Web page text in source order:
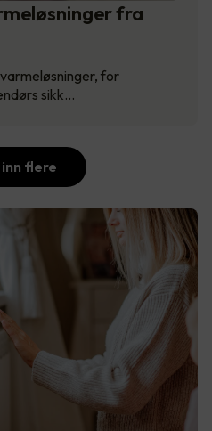
fra
for
sikk…
flere